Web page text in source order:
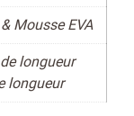
Mousse EVA
longueur
longueur